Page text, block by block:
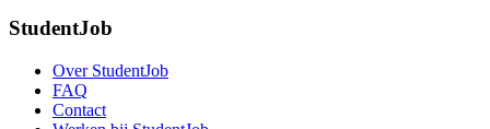
StudentJob
Over StudentJob
FAQ
Contact